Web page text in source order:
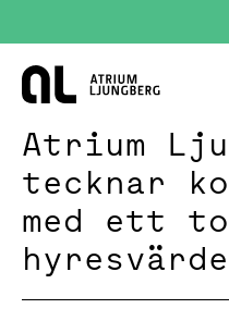
Hem
Atrium
tecknar
med ett